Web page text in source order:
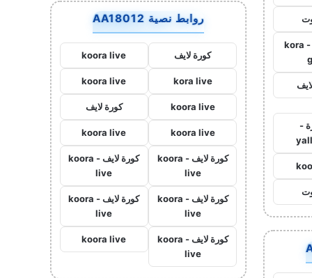
كورة جول - kora
-
روابط نصية AA18012
كورة لايف koora live
kora live
koora live
koora live كورة لايف
koora live
koora live
كورة لايف - koora
live
كورة لايف - koora
live
كورة لايف - koora
live
كورة لايف - koora
live
كورة لايف - koora
live
koora live